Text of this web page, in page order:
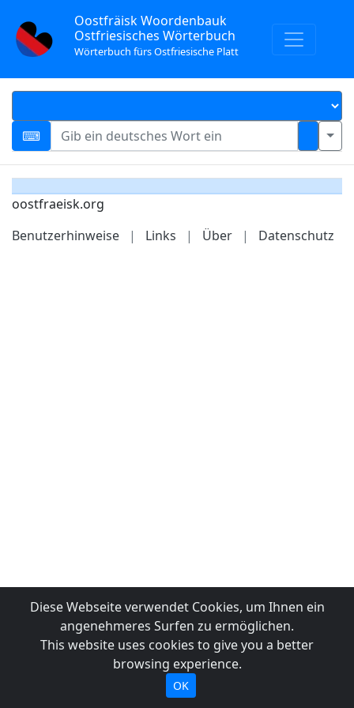
Oostfräisk Woordenbauk
Ostfriesisches Wörterbuch
Wörterbuch fürs Ostfriesische Platt
oostfraeisk.org
Benutzerhinweise
| Links | Über | Datenschutz
Diese Webseite verwendet Cookies, um Ihnen ein
angenehmeres Surfen zu ermöglichen.
This website uses cookies to give you a better
browsing experience.
OK